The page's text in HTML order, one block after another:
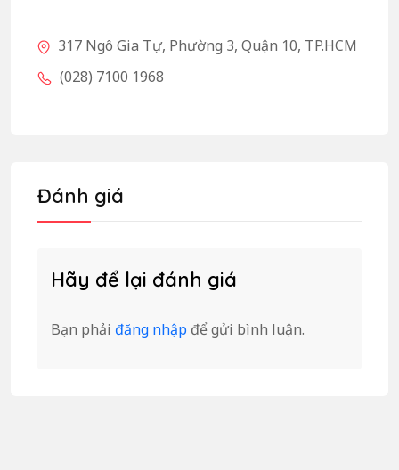
317 Ngô Gia Tự, Phường 3, Quận 10, TP.HCM
(028) 7100 1968
Đánh giá
Hãy để lại đánh giá
Bạn phải đăng nhập để gửi bình luận.